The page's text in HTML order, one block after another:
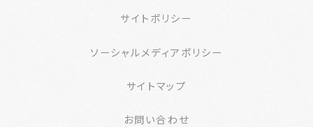
サイトポリシー
ソーシャルメディアポリシー
サイトマップ
お問い合わせ